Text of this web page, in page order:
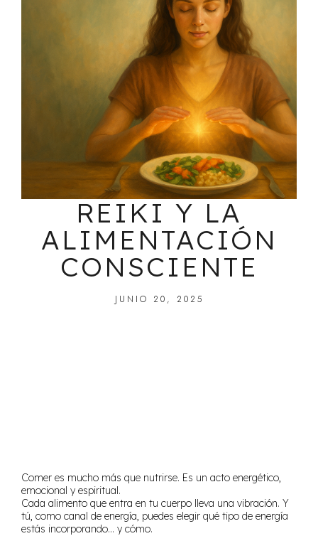
REIKI Y LA
ALIMENTACIÓN
CONSCIENTE
JUNIO 20, 2025
Comer es mucho más que nutrirse. Es un acto energético,
emocional y espiritual.
Cada alimento que entra en tu cuerpo lleva una vibración. Y
tú, como canal de energía, puedes elegir qué tipo de energía
estás incorporando… y cómo.